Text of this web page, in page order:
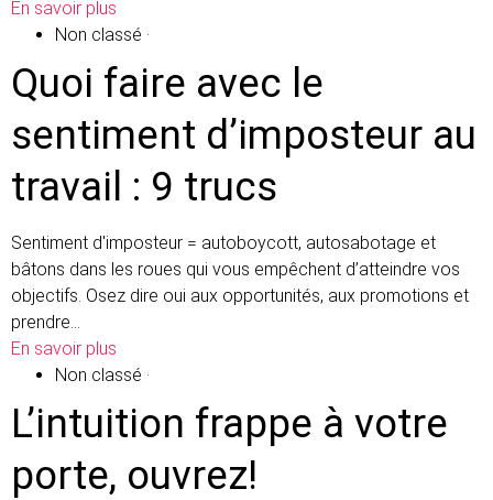
En savoir plus
Non classé ·
Quoi faire avec le
sentiment d’imposteur au
travail : 9 trucs
Sentiment d'imposteur = autoboycott, autosabotage et
bâtons dans les roues qui vous empêchent d’atteindre vos
objectifs. Osez dire oui aux opportunités, aux promotions et
prendre…
En savoir plus
Non classé ·
L’intuition frappe à votre
porte, ouvrez!